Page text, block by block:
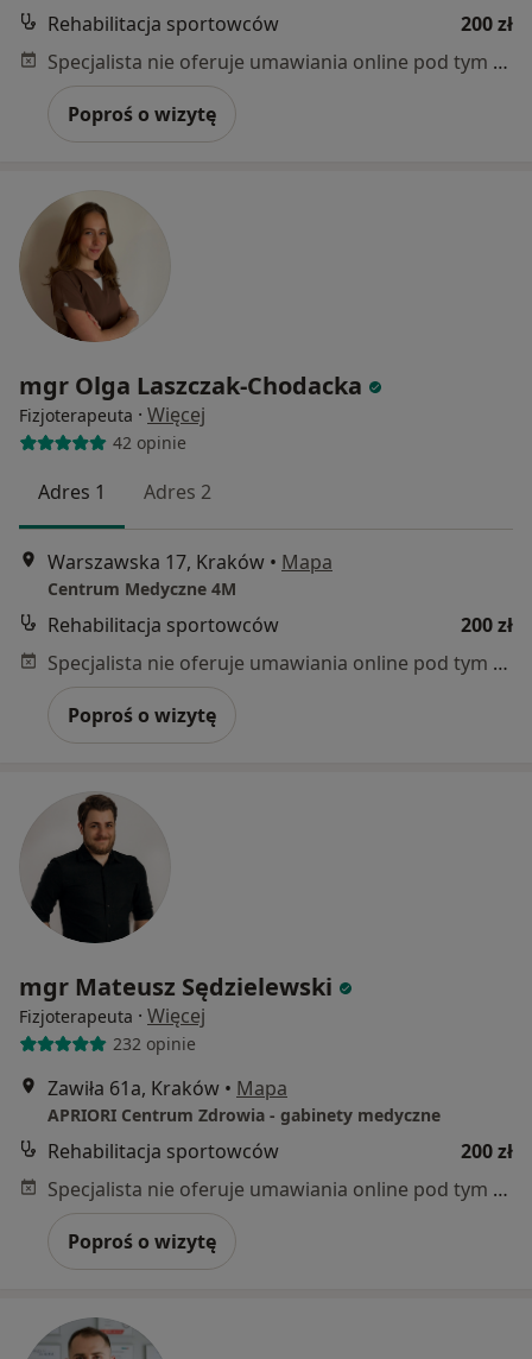
Rehabilitacja sportowców
200 zł
Specjalista nie oferuje umawiania online pod tym adresem.
Poproś o wizytę
mgr Olga Laszczak-Chodacka
Fizjoterapeuta · Więcej
42 opinie
Adres 1 Adres 2
Warszawska 17, Kraków • Mapa
Centrum Medyczne 4M
Rehabilitacja sportowców
200 zł
Specjalista nie oferuje umawiania online pod tym adresem.
Poproś o wizytę
mgr Mateusz Sędzielewski
Fizjoterapeuta · Więcej
232 opinie
Zawiła 61a, Kraków • Mapa
APRIORI Centrum Zdrowia - gabinety medyczne
Rehabilitacja sportowców
200 zł
Specjalista nie oferuje umawiania online pod tym adresem.
Poproś o wizytę